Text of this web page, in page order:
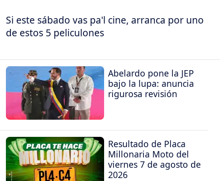
Si este sábado vas pa'l cine, arranca por uno
de estos 5 peliculones
Abelardo pone la JEP
bajo la lupa: anuncia
rigurosa revisión
Resultado de Placa
Millonaria Moto del
viernes 7 de agosto de
2026